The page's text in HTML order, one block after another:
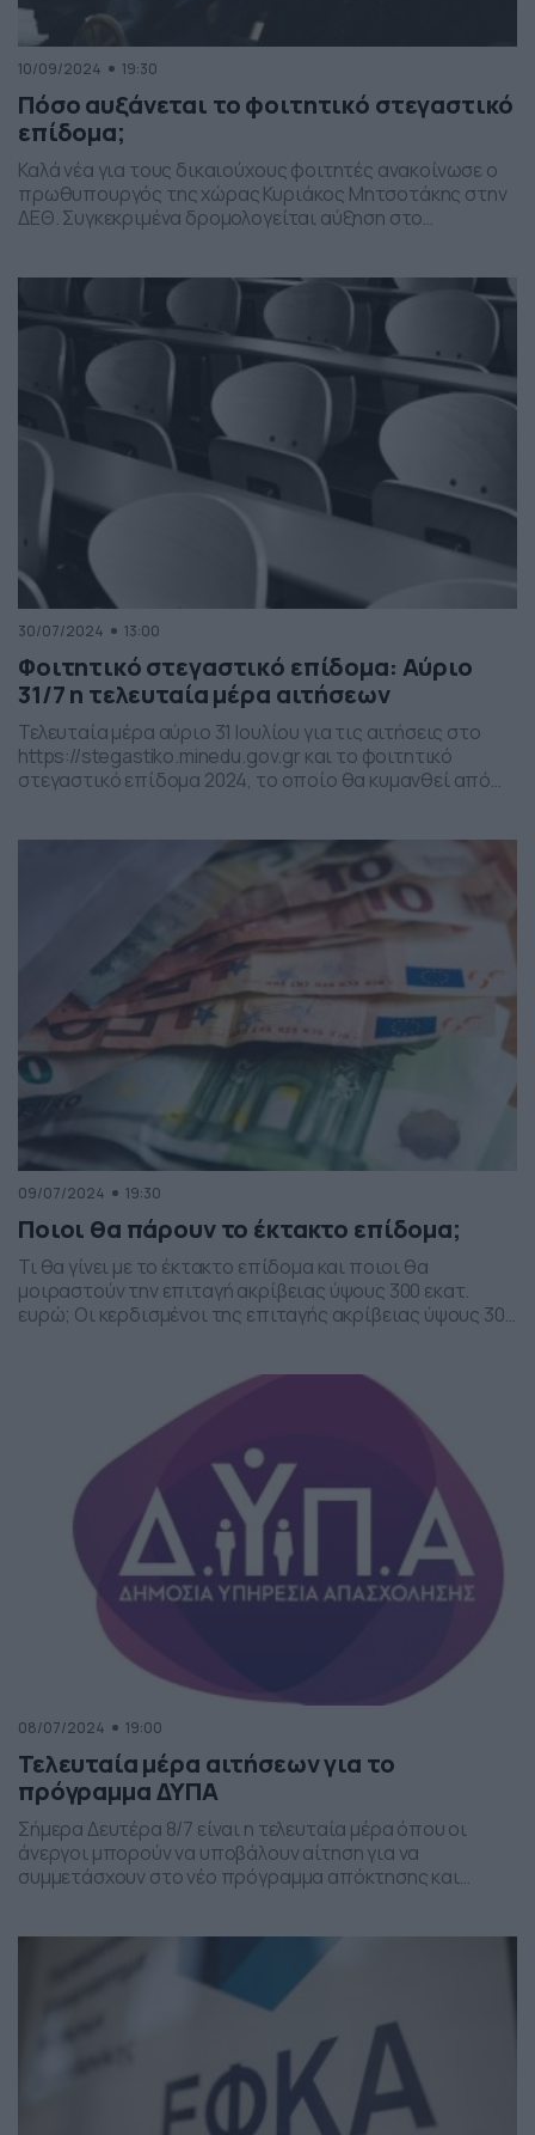
10/09/2024 19:30
Πόσο αυξάνεται το φοιτητικό στεγαστικό
επίδομα;
Καλά νέα για τους δικαιούχους φοιτητές ανακοίνωσε ο
πρωθυπουργός της χώρας Κυριάκος Μητσοτάκης στην
ΔΕΘ. Συγκεκριμένα δρομολογείται αύξηση στο
μέτρα που ανακοινώθηκαν από τον πρωθυπουργό
κάνοντας αναφορά και στην αύξηση του φοιτητικού
στεγαστικού επιδόματος. Δρομολογείται η αύξηση του
φοιτητικού στεγαστικού επιδόματος για τα […]
30/07/2024 13:00
Φοιτητικό στεγαστικό επίδομα: Αύριο
31/7 η τελευταία μέρα αιτήσεων
Τελευταία μέρα αύριο 31 Ιουλίου για τις αιτήσεις στο
https://stegastiko.minedu.gov.gr και το φοιτητικό
στεγαστικό επίδομα 2024, το οποίο θα κυμανθεί από
επίδομα να είναι Έλληνας πολίτης ή πολίτης άλλης
χώρας της Ευρωπαϊκής Ένωσης, να είναι κάτοχος
09/07/2024 19:30
Ποιοι θα πάρουν το έκτακτο επίδομα;
Τι θα γίνει με το έκτακτο επίδομα και ποιοι θα
μοιραστούν την επιταγή ακρίβειας ύψους 300 εκατ.
ευρώ; Οι κερδισμένοι της επιταγής ακρίβειας ύψους 300
οι συνταξιούχοι, δικαιούχοι του επιδόματος παιδιού
και του Ελάχιστου Εγγυημένου Εισοδήματος και […]
08/07/2024 19:00
Τελευταία μέρα αιτήσεων για το
πρόγραμμα ΔΥΠΑ
Σήμερα Δευτέρα 8/7 είναι η τελευταία μέρα όπου οι
άνεργοι μπορούν να υποβάλουν αίτηση για να
συμμετάσχουν στο νέο πρόγραμμα απόκτησης και
πλαίσιο του Εθνικού Σχεδίου Ανάκαμψης και
Ανθεκτικότητας «Ελλάδα 2.0» για 50.000 ανέργους με τη
χρηματοδότηση της Ευρωπαϊκής Ένωσης […]